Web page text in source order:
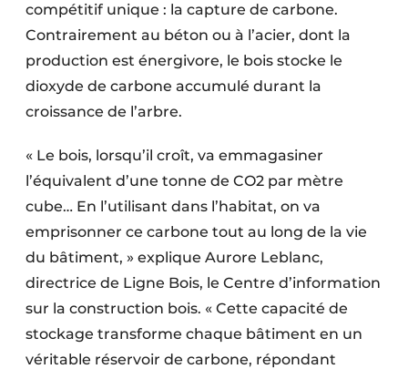
Software
Techniques ferroviaires
Travaux ferroviaires
compétitif unique : la capture de carbone.
Contrairement au béton ou à l’acier, dont la
production est énergivore, le bois stocke le
dioxyde de carbone accumulé durant la
croissance de l’arbre.
« Le bois, lorsqu’il croît, va emmagasiner
l’équivalent d’une tonne de CO2 par mètre
cube… En l’utilisant dans l’habitat, on va
emprisonner ce carbone tout au long de la vie
du bâtiment, » explique Aurore Leblanc,
directrice de Ligne Bois, le Centre d’information
sur la construction bois. « Cette capacité de
stockage transforme chaque bâtiment en un
véritable réservoir de carbone, répondant